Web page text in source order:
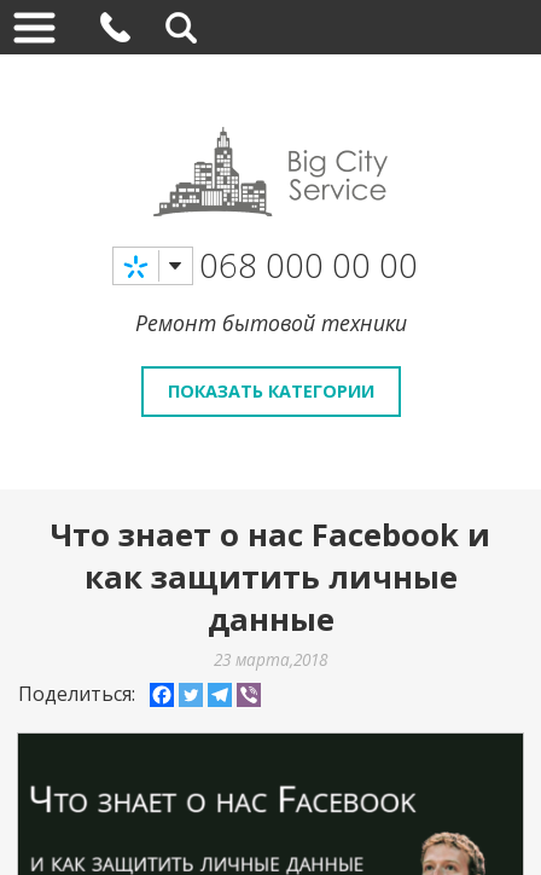
068 000 00 00
Ремонт бытовой техники
ПОКАЗАТЬ КАТЕГОРИИ
Что знает о нас Facebook и
как защитить личные
данные
23 марта,2018
Поделиться: